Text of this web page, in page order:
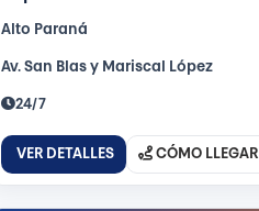
Alto Paraná
Av. San Blas y Mariscal López
24/7
VER DETALLES CÓMO LLEGAR